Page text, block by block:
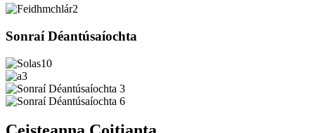
Sonraí Déantúsaíochta